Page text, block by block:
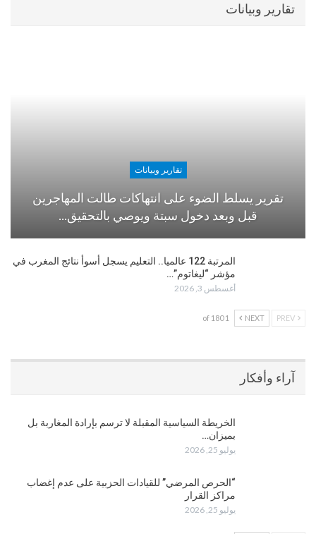
تقارير وبيانات
تقارير وبيانات
تقرير يسلط الضوء على انتهاكات طالت المهاجرين
قبل وبعد دخول سبتة ويوصي بالتحقيق…
المرتبة 122 عالميا.. التعليم يسجل أسوأ نتائج المغرب في
مؤشر “ليغاتوم”…
أغسطس 3, 2026
NEXT
1 of 180
آراء وأفكار
الخريطة السياسية المقبلة لا ترسم بإرادة المغاربة بل
بميزان…
يوليو 25, 2026
“الحرص المرضي” للقيادات الحزبية على عدم إغضاب
مراكز القرار
يوليو 25, 2026